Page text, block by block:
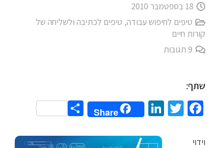
18 בספטמבר 2010
טיפים לחיפוש עבודה, טיפים לכתיבה ולשליחה של
קורות חיים
9 תגובות
שתף:
Facebook
Twitter
LinkedIn
Share
Share
וידוי